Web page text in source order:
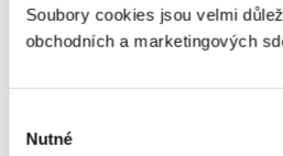
Soubory cookies jsou velmi
obchodních a marketingových
souhlasu
Nutné